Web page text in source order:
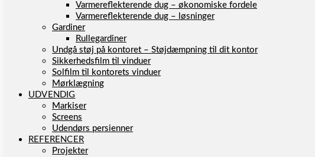
Varmereflekterende dug – økonomiske fordele
Varmereflekterende dug – løsninger
Gardiner
Rullegardiner
Undgå støj på kontoret – Støjdæmpning til dit kontor
Sikkerhedsfilm til vinduer
Solfilm til kontorets vinduer
Mørklægning
UDVENDIG
Markiser
Screens
Udendørs persienner
REFERENCER
Projekter